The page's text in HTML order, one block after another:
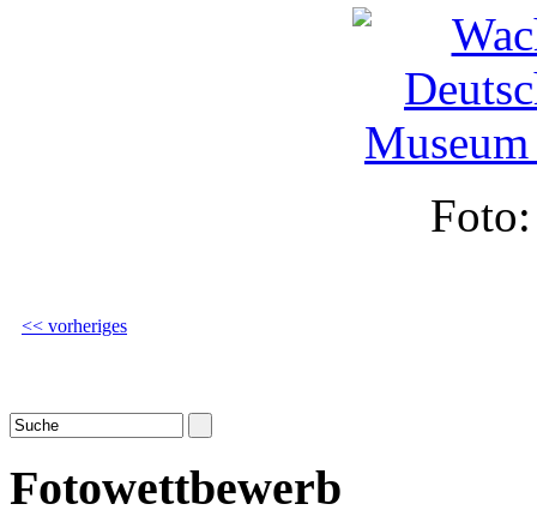
<< vorheriges
Fotowettbewerb